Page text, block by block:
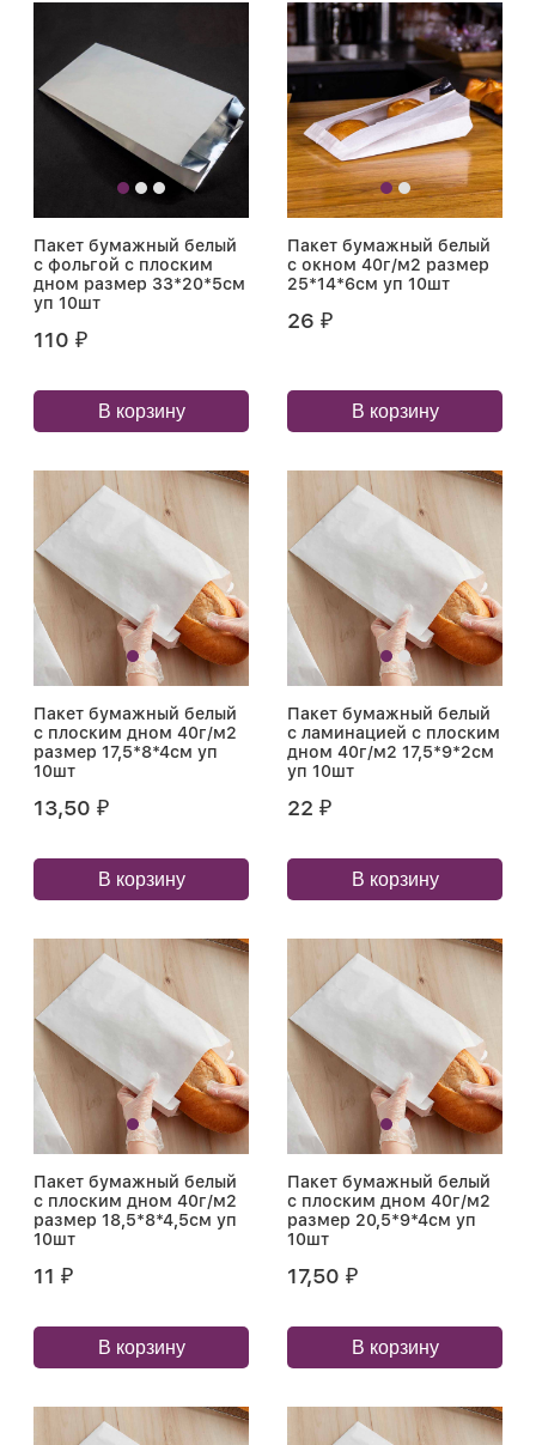
Пакет бумажный белый
с фольгой с плоским
дном размер 33*20*5см
уп 10шт
110 ₽
В корзину
Пакет бумажный белый
с окном 40г/м2 размер
25*14*6см уп 10шт
26 ₽
В корзину
Пакет бумажный белый
с плоским дном 40г/м2
размер 17,5*8*4см уп
10шт
13,50 ₽
В корзину
Пакет бумажный белый
с ламинацией с плоским
дном 40г/м2 17,5*9*2см
уп 10шт
22 ₽
В корзину
Пакет бумажный белый
с плоским дном 40г/м2
размер 18,5*8*4,5см уп
10шт
11 ₽
В корзину
Пакет бумажный белый
с плоским дном 40г/м2
размер 20,5*9*4см уп
10шт
17,50 ₽
В корзину